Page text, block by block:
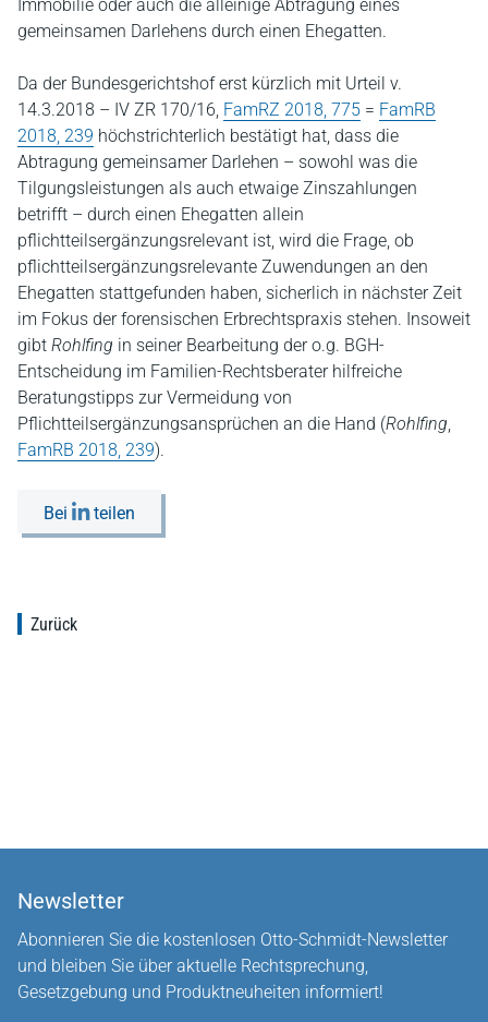
Immobilie oder auch die alleinige Abtragung eines
gemeinsamen Darlehens durch einen Ehegatten.
Da der Bundesgerichtshof erst kürzlich mit Urteil v.
14.3.2018 – IV ZR 170/16, FamRZ 2018, 775 = FamRB
2018, 239 höchstrichterlich bestätigt hat, dass die
Abtragung gemeinsamer Darlehen – sowohl was die
Tilgungsleistungen als auch etwaige Zinszahlungen
betrifft – durch einen Ehegatten allein
pflichtteilsergänzungsrelevant ist, wird die Frage, ob
pflichtteilsergänzungsrelevante Zuwendungen an den
Ehegatten stattgefunden haben, sicherlich in nächster Zeit
im Fokus der forensischen Erbrechtspraxis stehen. Insoweit
gibt Rohlfing in seiner Bearbeitung der o.g. BGH-
Entscheidung im Familien-Rechtsberater hilfreiche
Beratungstipps zur Vermeidung von
Pflichtteilsergänzungsansprüchen an die Hand (Rohlfing,
FamRB 2018, 239).
Bei teilen
Zurück
Newsletter
Abonnieren Sie die kostenlosen Otto-Schmidt-Newsletter
und bleiben Sie über aktuelle Rechtsprechung,
Gesetzgebung und Produktneuheiten informiert!